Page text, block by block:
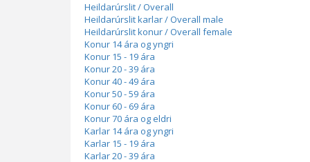
Heildarúrslit / Overall
Heildarúrslit karlar / Overall male
Heildarúrslit konur / Overall female
Konur 14 ára og yngri
Konur 15 - 19 ára
Konur 20 - 39 ára
Konur 40 - 49 ára
Konur 50 - 59 ára
Konur 60 - 69 ára
Konur 70 ára og eldri
Karlar 14 ára og yngri
Karlar 15 - 19 ára
Karlar 20 - 39 ára